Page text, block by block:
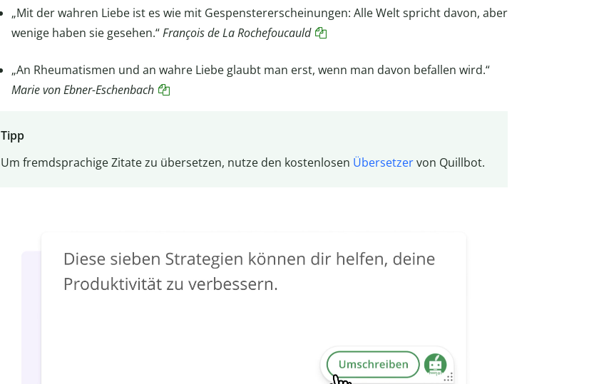
„Mit der wahren Liebe ist es wie mit Gespenstererscheinungen: Alle Welt spricht davon, aber
wenige haben sie gesehen.“François de La Rochefoucauld
„An Rheumatismen und an wahre Liebe glaubt man erst, wenn man davon befallen wird.“
Marie von Ebner-Eschenbach
Tipp
Um fremdsprachige Zitate zu übersetzen, nutze den kostenlosen Übersetzervon Quillbot.